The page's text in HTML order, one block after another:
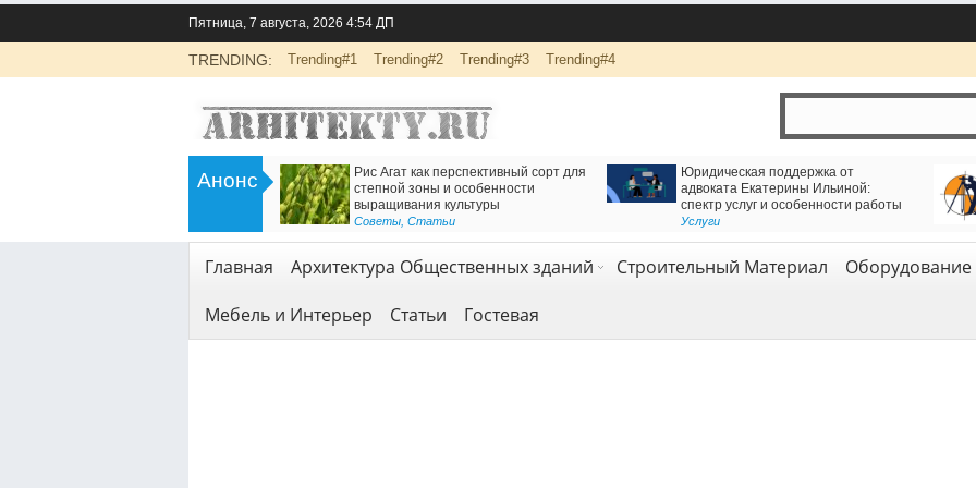
Пятница, 7 августа, 2026 4:54 ДП
TRENDING: Trending#1 Trending#2 Trending#3 Trending#4
Анонс
Инженерно-экологические изыскания
для строительства: основа
безопасной реализации проектов
Геодезия и геология,Услуги
Есть решение для движения через
Железнодорожный тоннель
Логистика и комплексная
компанией АВАС ГРУПП
Транспорт и логистика Услуги
Главная Архитектура Общественных зданий Строительный Материал
Оборудование
Мебель и Интерьер
Статьи Гостевая